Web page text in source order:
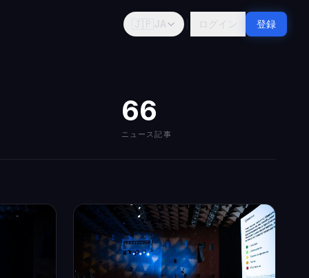
🇯🇵JA ログイン 登録
66
ニュース記事